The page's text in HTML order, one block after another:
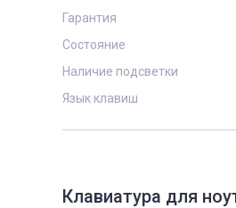
Гарантия
Состояние
Наличие подсветки
Язык клавиш
Клавиатура для